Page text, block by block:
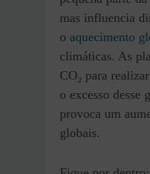
mas influencia
o aquecimento
climáticas. As
CO₂ para
o excesso desse
provoca um
globais.